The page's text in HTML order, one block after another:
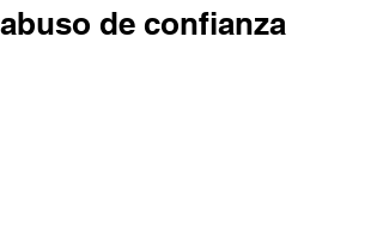
abuso de confianza